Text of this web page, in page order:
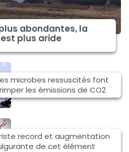
abondantes, la
plus aride
microbes ressuscités font
les émissions de CO2
record et augmentation
de cet élément